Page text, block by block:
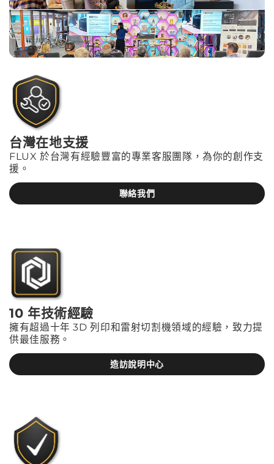
台灣在地支援
FLUX 於台灣有經驗豐富的專業客服團隊，為你的創作支
援。
聯絡我們
10 年技術經驗
擁有超過十年 3D 列印和雷射切割機領域的經驗，致力提
供最佳服務。
造訪說明中心